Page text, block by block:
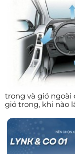
trong và gió ngoài
gió trong, khi nào